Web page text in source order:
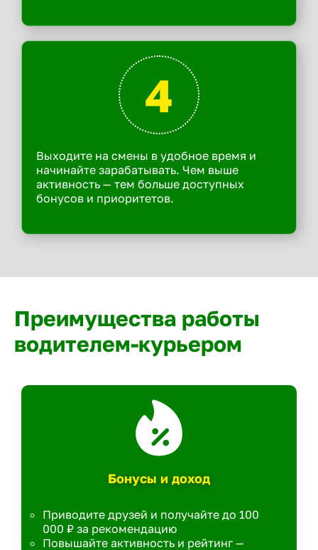
4
Выходите на смены в удобное время и
начинайте зарабатывать. Чем выше
активность — тем больше доступных
бонусов и приоритетов.
Преимущества работы
водителем-курьером
Бонусы и доход
Приводите друзей и получайте до 100
000 ₽ за рекомендацию
Повышайте активность и рейтинг —